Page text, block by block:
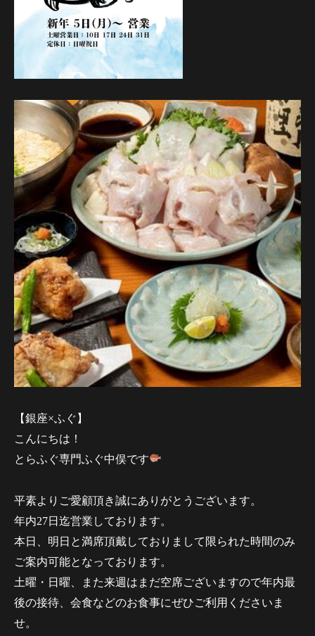
【銀座×ふぐ】
こんにちは！
とらふぐ専門ふぐ中俣です
平素よりご愛顧頂き誠にありがとうございます。
年内27日迄営業しております。
本日、明日と満席頂戴しておりまして限られた時間のみ
ご案内可能となっております。
土曜・日曜、また来週はまだ空席ございますので年内最
後の接待、会食などのお食事にぜひご利用くださいま
せ。